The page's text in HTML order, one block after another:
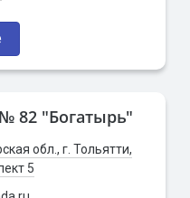
82 "Богатырь"
обл., г. Тольятти,
5